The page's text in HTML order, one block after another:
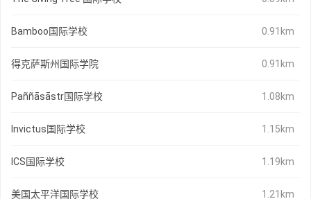
Bamboo国际学校 0.91km
得克萨斯州国际学院 0.91km
Paññāsāstr国际学校 1.08km
Invictus国际学校 1.15km
ICS国际学校 1.19km
美国太平洋国际学校 1.21km